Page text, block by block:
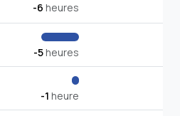
-6 heures
-5heures
-1 heure